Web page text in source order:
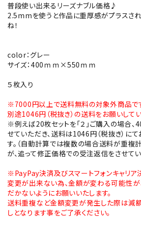
普段使い出来るリーズナブル価格♪
2.5mmを使うと作品に重厚感がプラスさ
ね！
color：グレー
サイズ：400ｍｍ×550ｍｍ
５枚入り
※7000円以上で送料無料の対象外商品で
別途1046円（税抜き）の送料をお願いしてい
※例えば20枚セットを「２」ご購入の場合
せていただき、送料は1046円（税抜き）に
す。（自動計算では複数の場合送料が重複
が、追って修正価格での受注返信をさせてい
※PayPay決済及びスマートフォンキャリ
変更が出来ない為、金額が変わる可能性
だかないようにお願いいたします。
送料重複など金額変更が発生した際は減
しとなります事をご了承ください。